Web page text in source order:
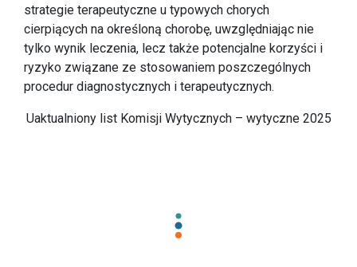
strategie terapeutyczne u typowych chorych
cierpiących na określoną chorobę, uwzględniając nie
tylko wynik leczenia, lecz także potencjalne korzyści i
ryzyko związane ze stosowaniem poszczególnych
procedur diagnostycznych i terapeutycznych.
Uaktualniony list Komisji Wytycznych – wytyczne 2025